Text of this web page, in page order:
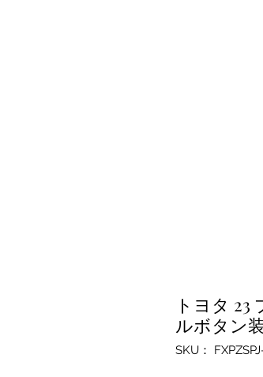
トヨタ
ルボタン
SKU：